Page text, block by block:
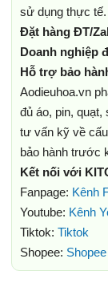
sử dụng thực tế.
Đặt hàng ĐT/
Doanh nghiệp
Hỗ trợ bảo
Aodieuhoa.vn
đủ áo, pin,
tư vấn kỹ về
bảo hành trước
Kết nối với
Fanpage: Kênh
Youtube: Kênh
Tiktok: Tiktok
Shopee: